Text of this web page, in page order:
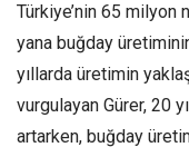
Türkiye’nin 65 milyon
yana buğday
yıllarda üretimin
vurgulayan Gürer, 20
artarken, buğday